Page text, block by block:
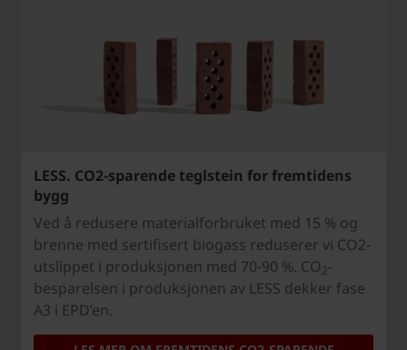
LESS. CO2-sparende teglstein for fremtidens
bygg
Ved å redusere materialforbruket med 15 % og
brenne med sertifisert biogass reduserer vi CO2-
utslippet i produksjonen med 70-90 %. CO2-
besparelsen i produksjonen av LESS dekker fase
A3 i EPD’en.